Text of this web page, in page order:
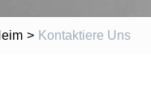
> Kontaktiere Uns